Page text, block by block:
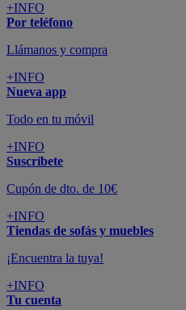
+INFO
Por teléfono
Llámanos y compra
+INFO
Nueva app
Todo en tu móvil
+INFO
Suscríbete
Cupón de dto. de 10€
+INFO
Tiendas de sofás y muebles
¡Encuentra la tuya!
+INFO
Tu cuenta